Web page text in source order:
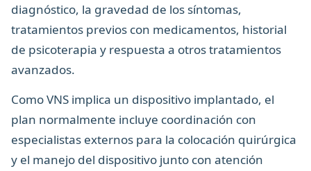
diagnóstico, la gravedad de los síntomas,
tratamientos previos con medicamentos, historial
de psicoterapia y respuesta a otros tratamientos
avanzados.
Como VNS implica un dispositivo implantado, el
plan normalmente incluye coordinación con
especialistas externos para la colocación quirúrgica
y el manejo del dispositivo junto con atención